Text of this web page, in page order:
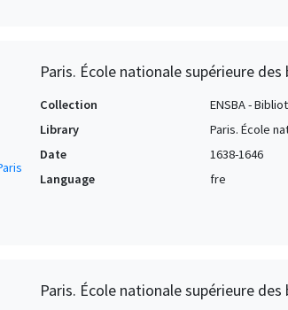
Paris. École nationale supérieure des
Collection
ENSBA -
Library
Paris. École
Date
1638-1646
Language
fre
Paris. École nationale supérieure des